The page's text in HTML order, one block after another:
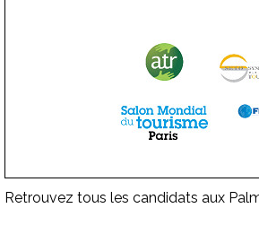
Retrouvez tous les candidats aux